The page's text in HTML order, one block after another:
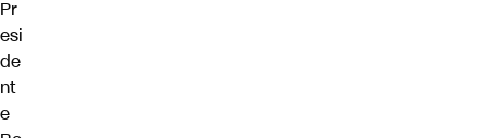
Pr
esi
de
nt
e